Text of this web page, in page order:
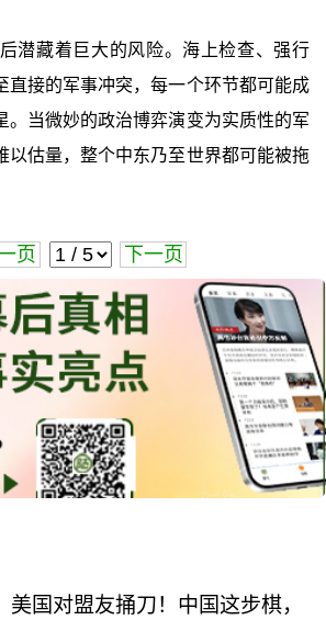
潜藏着巨大的风险。海上检查、强行
直接的军事冲突，每一个环节都可能成
。当微妙的政治博弈演变为实质性的军
以估量，整个中东乃至世界都可能被拖
页 下一页
美国对盟友捅刀！中国这步棋，